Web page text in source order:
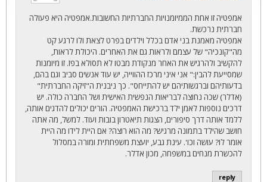
אמפטיה זו אחת הממיומנויות החברתיות החשובות.אמפטיה היא פעולה
חברתית נרכשת.
אמפטיה מאמנת בני אדם בכלל וילדים בפרט לצאת ולו לרגע קט
מה"קונכיה" של עצמם ולראות גם את האחרים. היכולת לראות,
להקשיב ולהרגיש את האחר מנקודת מבטו לא תסולא בפז. זו מיומנות
שמסייעת להבין:" אני איני מרכז ההווייה, יש עוד אנשים סביב וגם בהם,
בדעותיהם וברגשותיהם יש להתייחס". כך ניבנית ה"זיקה החברתית"
(אדלר) שכה נחוצה לבריאות הנפשית האישית ושל החברה כולה. יש
דרכים נוספות לאמן ילד ברכישת האמפטיה. הורים יכולים להדגים אותה,
ללמד אותה דרך סיפורים, הצגות תיאטרון בובות ועוד. למשל, מה אתה
חושב שהילד בתמונה מרגיש? מה הוא רוצה? אם היית לידו מה היית
אומר לו? עושה וכו'. עינת גבע, יועצת משפחתית ומורה במסלול
להכשרת מנחים במשפחה, מכון אדלר.
reply